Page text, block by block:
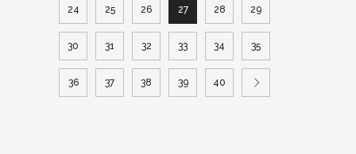
24 25 26 27 28 29
30 31 32 33 34 35
36 37 38 39 40